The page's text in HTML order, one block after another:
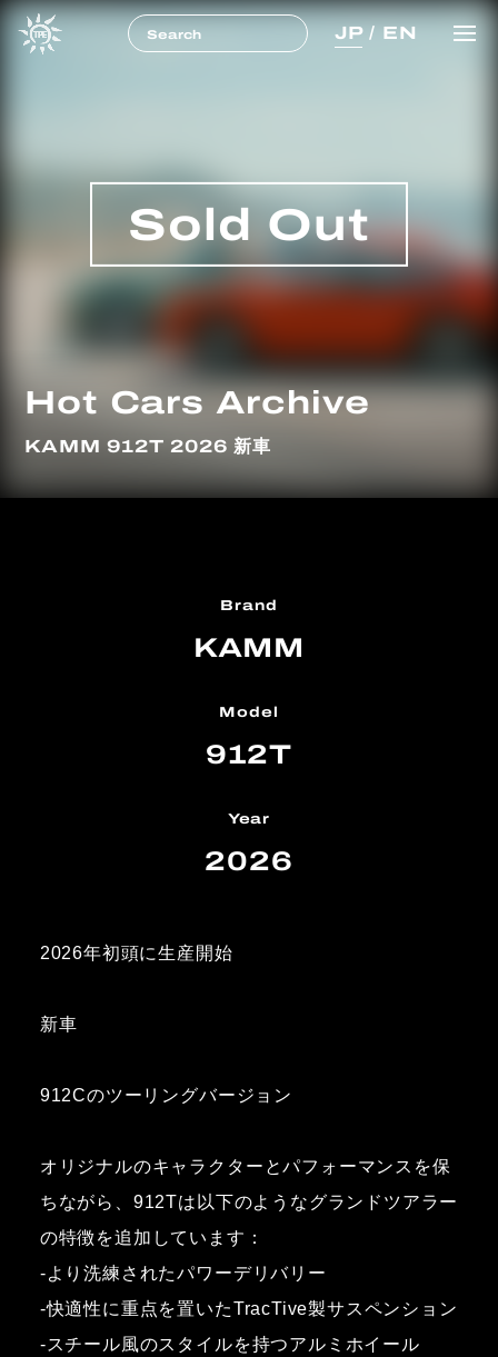
JP/ EN
Hot Cars Archive
KAMM 912T 2026 新車
Sold Out
Brand
KAMM
Model
912T
Year
2026
2026年初頭に生産開始
新車
912Cのツーリングバージョン
オリジナルのキャラクターとパフォーマンスを保
ちながら、912Tは以下のようなグランドツアラー
の特徴を追加しています：
-より洗練されたパワーデリバリー
-快適性に重点を置いたTracTive製サスペンション
-スチール風のスタイルを持つアルミホイール